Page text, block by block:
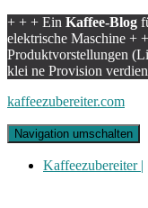
+ + + Ein Kaffee-Blog
elektrische Maschine +
Produktvorstellungen
klei ne Provision
kaffeezubereiter.com
Navigation umschalten
Kaffeezubereiter |